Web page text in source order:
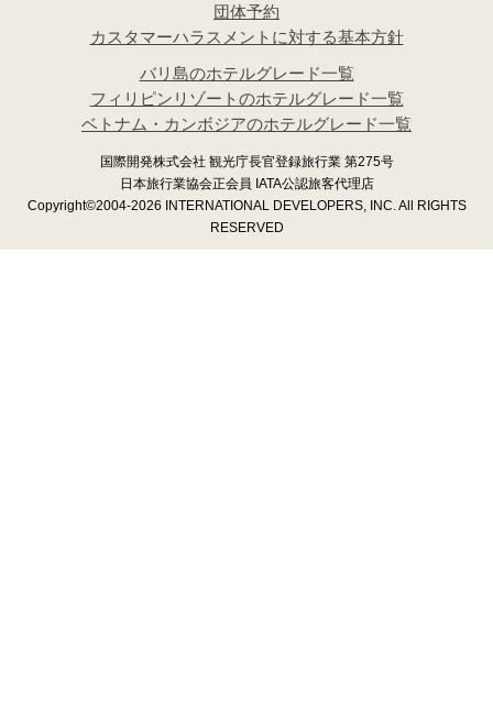
団体予約
カスタマーハラスメントに対する基本方針
バリ島のホテルグレード一覧
フィリピンリゾートのホテルグレード一覧
ベトナム・カンボジアのホテルグレード一覧
国際開発株式会社 観光庁長官登録旅行業 第275号
日本旅行業協会正会員 IATA公認旅客代理店
Copyright©2004-2026 INTERNATIONAL DEVELOPERS, INC. All RIGHTS
RESERVED